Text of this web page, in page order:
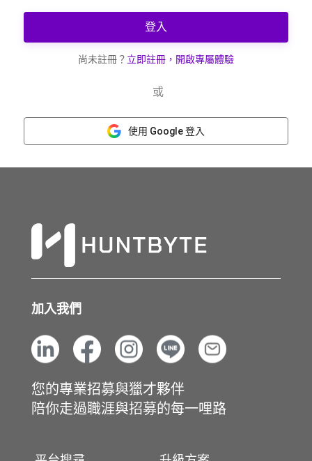
登入
尚未註冊？立即註冊，開啟專屬體驗
或
使用 Google 登入
加入我們
您的專業招募與獵才夥伴
陪你走過職涯與招募的每一哩路